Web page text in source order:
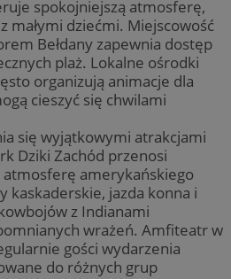
spokojniejszą atmosferę,
małymi dziećmi. Miejscowość
Bełdany zapewnia dostęp
plaż. Lokalne ośrodki
organizują animacje dla
cieszyć się chwilami
się wyjątkowymi atrakcjami
Dziki Zachód przenosi
atmosferę amerykańskiego
kaskaderskie, jazda konna i
z Indianami
wrażeń. Amfiteatr w
gości wydarzenia
do różnych grup